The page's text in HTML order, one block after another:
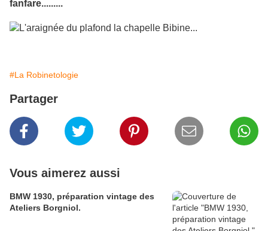
fanfare.........
#La Robinetologie
Partager
Vous aimerez aussi
BMW 1930, préparation vintage des
Ateliers Borgniol.